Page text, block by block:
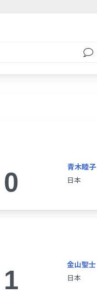
0
青木睦子
日本
1
金山聖士
日本